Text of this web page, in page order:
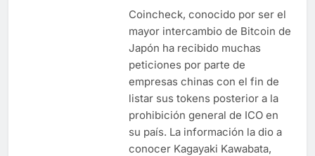
Coincheck, conocido por ser el
mayor intercambio de Bitcoin de
Japón ha recibido muchas
peticiones por parte de
empresas chinas con el fin de
listar sus tokens posterior a la
prohibición general de ICO en
su país. La información la dio a
conocer Kagayaki Kawabata,